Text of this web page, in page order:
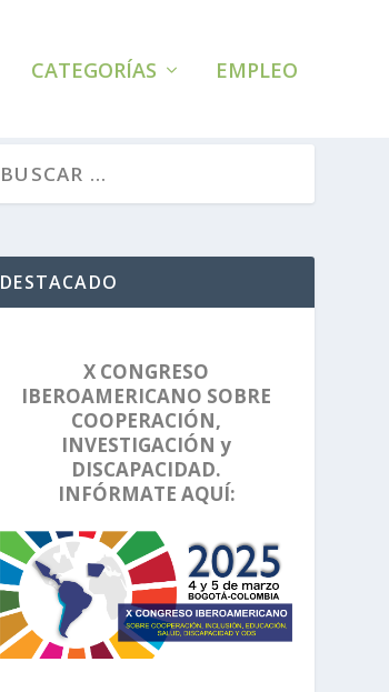
CATEGORÍAS EMPLEO
DESTACADO
X CONGRESO
IBEROAMERICANO SOBRE
COOPERACIÓN,
INVESTIGACIÓN y
DISCAPACIDAD.
INFÓRMATE AQUÍ: